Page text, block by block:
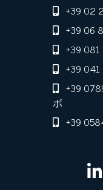
+39 02
+39 06
+39
+39
+39
ボ
+39